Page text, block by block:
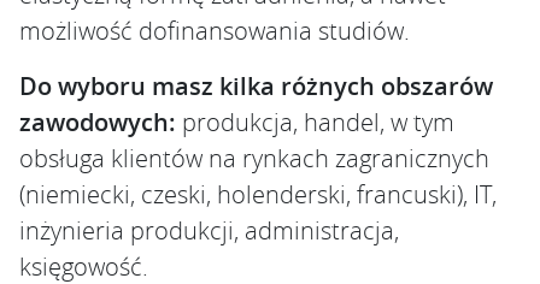
możliwość dofinansowania studiów.
Do wyboru masz kilka różnych obszarów
zawodowych: produkcja, handel, w tym
obsługa klientów na rynkach zagranicznych
(niemiecki, czeski, holenderski, francuski), IT,
inżynieria produkcji, administracja,
księgowość.